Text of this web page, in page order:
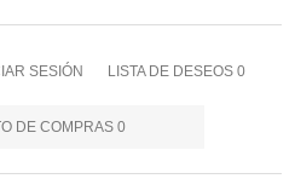
SESIÓN LISTA DE DESEOS 0
DE COMPRAS 0